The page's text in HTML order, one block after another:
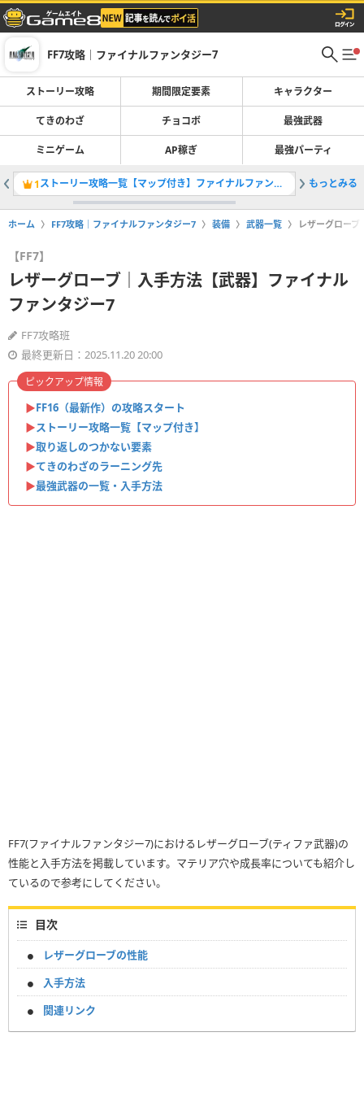
FF7攻略｜ファイナルファンタジー7
ストーリー攻略 期間限定要素 キャラクター
てきのわざ チョコボ 最強武器
ミニゲーム AP稼ぎ 最強パーティ
1 ストーリー攻略一覧【マップ付き】ファイナルファンタジー7 2
もっとみる
ホーム FF7攻略｜ファイナルファンタジー7 装備 武器一覧 レザーグロー
【FF7】
レザーグローブ｜入手方法【武器】ファイナル
ファンタジー7
FF7攻略班
最終更新日：2025.11.20 20:00
▶︎FF16（最新作）の攻略スタート
▶︎ストーリー攻略一覧【マップ付き】
▶︎取り返しのつかない要素
▶︎てきのわざのラーニング先
▶︎最強武器の一覧・入手方法
ピックアップ情報
FF7(ファイナルファンタジー7)におけるレザーグローブ(ティファ武器)の
性能と入手方法を掲載しています。マテリア穴や成長率についても紹介し
ているので参考にしてください。
目次
レザーグローブの性能
入手方法
関連リンク